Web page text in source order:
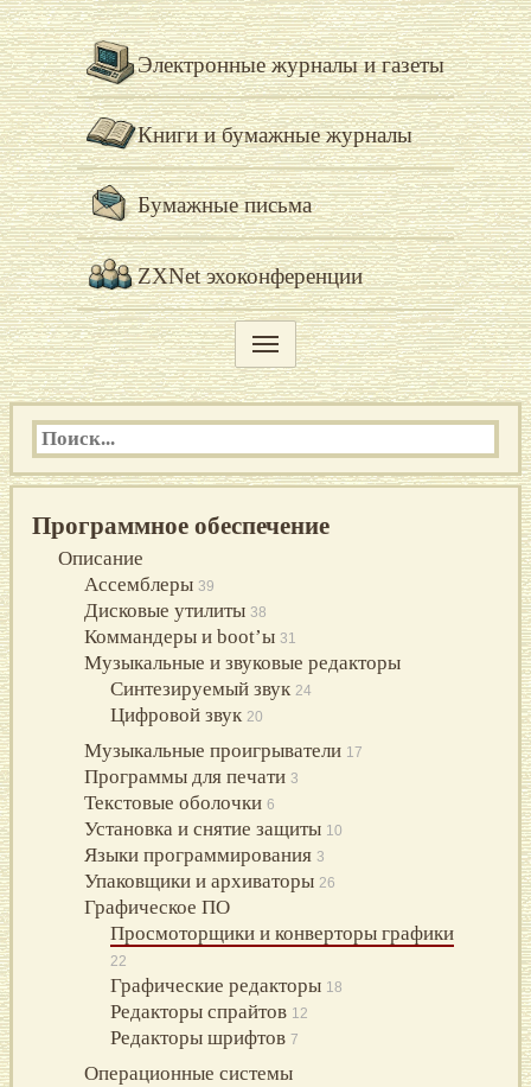
Электронные журналы и газеты
Книги и бумажные журналы
Бумажные письма
ZXNet эхоконференции
Программное обеспечение
Описание
Ассемблеры 39
Дисковые утилиты 38
Коммандеры и boot’ы 31
Музыкальные и звуковые редакторы
Синтезируемый звук 24
Цифровой звук 20
Музыкальные проигрыватели 17
Программы для печати 3
Текстовые оболочки 6
Установка и снятие защиты 10
Языки программирования 3
Упаковщики и архиваторы 26
Графическое ПО
Просмоторщики и конверторы графики
22
Графические редакторы 18
Редакторы спрайтов 12
Редакторы шрифтов 7
Операционные системы